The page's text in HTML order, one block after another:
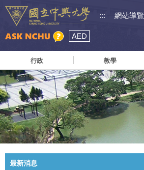
::: 網站導覽
AED
行政 教學
最新消息